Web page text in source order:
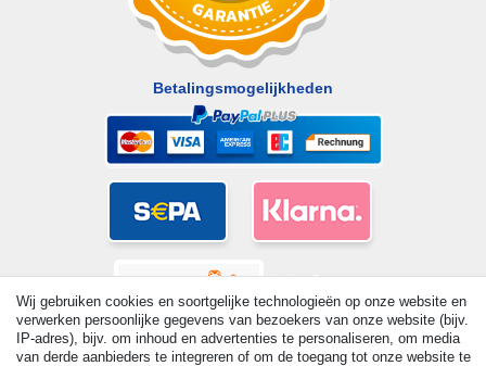
Betalingsmogelijkheden
Wij gebruiken cookies en soortgelijke technologieën op onze website en
verwerken persoonlijke gegevens van bezoekers van onze website (bijv.
IP-adres), bijv. om inhoud en advertenties te personaliseren, om media
van derde aanbieders te integreren of om de toegang tot onze website te